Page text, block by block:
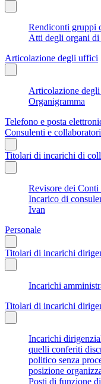
Rendiconti gruppi
Atti degli organi
Articolazione degli uffici
Articolazione
Organigramma
Telefono e posta
Consulenti e collaboratori
Titolari di incarichi di
Revisore dei
Incarico di
Ivan
Personale
Titolari di incarichi
Incarichi
Titolari di incarichi
Incarichi
quelli conferiti
politico senza
posizione
Posti di funzione